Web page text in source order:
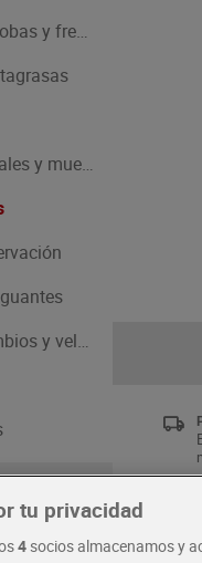
Bolsas de basura, escobas y fregonas
Limpieza suelos, cristales y muebles
Ambientadores, recambios y velas
tu privacidad
4socios almacenamos y